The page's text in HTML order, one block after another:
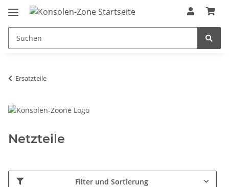
Ersatzteile
Netzteile
Filter und Sortierung